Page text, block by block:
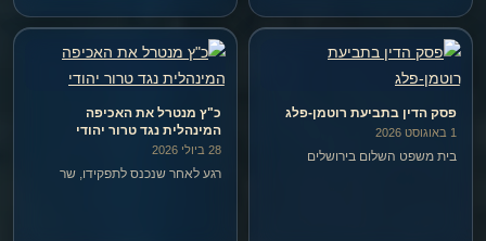
בשלהי 2024.
וההאלהה של אחד בשם בנימין
נתניהו.
פסק הדין בתביעת רוטמן-פלג
1 באוגוסט 2026
בית משפט השלום בירושלים
כ"ץ מנטרל את האכיפה
המינהלית נגד טרור יהודי
28 ביולי 2026
רגע לאחר שנכנס לתפקידו, שר